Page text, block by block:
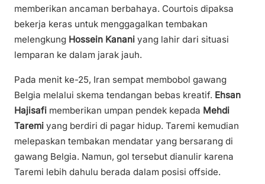
memberikan ancaman berbahaya. Courtois dipaksa
bekerja keras untuk menggagalkan tembakan
melengkung Hossein Kanani yang lahir dari situasi
lemparan ke dalam jarak jauh.
Pada menit ke-25, Iran sempat membobol gawang
Belgia melalui skema tendangan bebas kreatif. Ehsan
Hajisafi memberikan umpan pendek kepada Mehdi
Taremi yang berdiri di pagar hidup. Taremi kemudian
melepaskan tembakan mendatar yang bersarang di
gawang Belgia. Namun, gol tersebut dianulir karena
Taremi lebih dahulu berada dalam posisi offside.